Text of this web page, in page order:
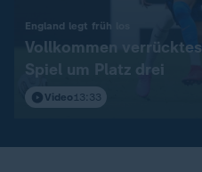
England legt früh los
Vollkommen verrücktes
Spiel um Platz drei
Video 13:33